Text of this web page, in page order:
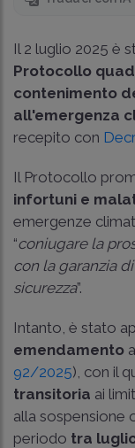
Il 2 luglio 2025 è
Protocollo
contenimento
all'emergenza
recepito con
Il Protocollo
infortuni e
emergenze
“coniugare la
con la garanzia
sicurezza”.
Intanto, è stato
emendamento
92/2025), con il
transitoria ai
alla sospensione
periodo tra